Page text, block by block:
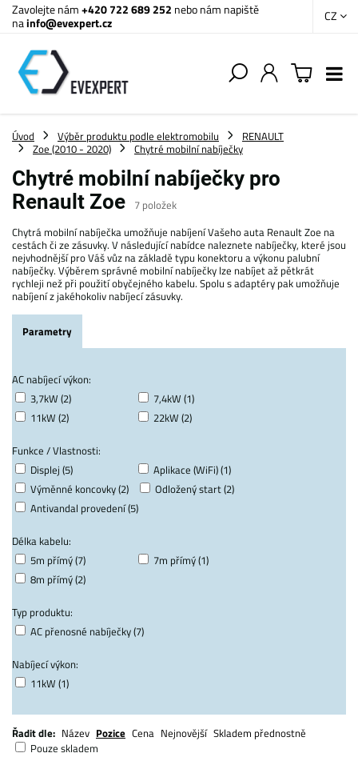
Zavolejte nám+420 722 689 252 nebo nám napiště
nainfo@evexpert.cz CZ
Úvod Výběr produktu podle elektromobilu
RENAULT
Zoe (2010 - 2020)
Chytré mobilní nabíječky
Chytré mobilní nabíječky pro
Renault Zoe 7 položek
Chytrá mobilní nabíječka umožňuje nabíjení Vašeho auta Renault Zoe na
cestách či ze zásuvky. V následující nabídce naleznete nabíječky, které jsou
nejvhodnější pro Váš vůz na základě typu konektoru a výkonu palubní
nabíječky. Výběrem správné mobilní nabíječky lze nabíjet až pětkrát
rychleji než při použití obyčejného kabelu. Spolu s adaptéry pak umožňuje
nabíjení z jakéhokoliv nabíjecí zásuvky.
Parametry
AC nabíjecí výkon:
3,7kW (2)
7,4kW (1)
11kW (2)
22kW (2)
Funkce / Vlastnosti:
Displej (5)
Aplikace (WiFi) (1)
Výměnné koncovky (2)
Odložený start (2)
Antivandal provedení (5)
Délka kabelu:
5m přímý (7)
7m přímý (1)
8m přímý (2)
Typ produktu:
AC přenosné nabíječky (7)
Nabíjecí výkon:
11kW (1)
Řadit dle: Název Pozice Cena Nejnovější Skladem přednostně
Pouze skladem